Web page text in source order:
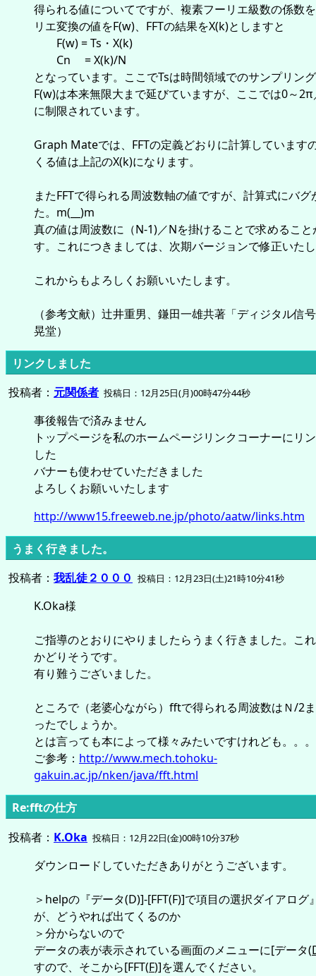
得られる値についてですが、複素フーリエ級数の係数
リエ変換の値をF(w)、FFTの結果をX(k)としますと
F(w) = Ts・X(k)
Cn = X(k)/N
となっています。ここでTsは時間領域でのサンプリン
F(w)は本来無限大まで延びていますが、ここでは0～2π
に制限されています。
Graph Mateでは、FFTの定義どおりに計算しています
くる値は上記のX(k)になります。
またFFTで得られる周波数軸の値ですが、計算式にバグ
た。m(__)m
真の値は周波数に（N-1)／Nを掛けることで求めること
す。これにつきましては、次期バージョンで修正いた
これからもよろしくお願いいたします。
（参考文献）辻井重男、鎌田一雄共著「ディジタル信
晃堂）
リンクしました
投稿者： 元関係者 投稿日：12月25日(月)00時47分44秒
事後報告で済みません
トップページを私のホームページリンクコーナーにリ
した
バナーも使わせていただきました
よろしくお願いいたします
http://www15.freeweb.ne.jp/photo/aatw/links.htm
うまく行きました。
投稿者： 我乱徒２０００ 投稿日：12月23日(土)21時10分41秒
K.Oka様
ご指導のとおりにやりましたらうまく行きました。こ
かどりそうです。
有り難うございました。
ところで（老婆心ながら）fftで得られる周波数はＮ/2
ったでしょうか。
とは言っても本によって様々みたいですけれども。。
ご参考： http://www.mech.tohoku-
gakuin.ac.jp/nken/java/fft.html
Re:fftの仕方
投稿者： K.Oka 投稿日：12月22日(金)00時10分37秒
ダウンロードしていただきありがとうございます。
＞helpの『データ(D)]-[FFT(F)]で項目の選択ダイアログ
が、どうやれば出てくるのか
＞分からないので
データの表が表示されている画面のメニューに[データ(
すので、そこから[FFT(F)]を選んでください。